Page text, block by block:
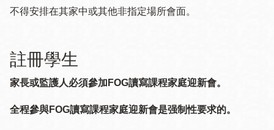
不得安排在其家中或其他非指定場所會面。
註冊學生
家長或監護人必須參加FOG讀寫課程家庭迎新會。
全程參與FOG讀寫課程家庭迎新會是强制性要求的。